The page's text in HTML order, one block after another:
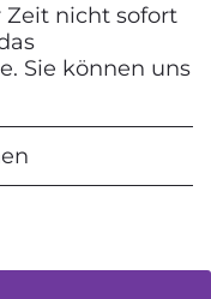
Zeit nicht sofort
Sie können uns